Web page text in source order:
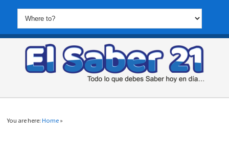
You are here:Home »